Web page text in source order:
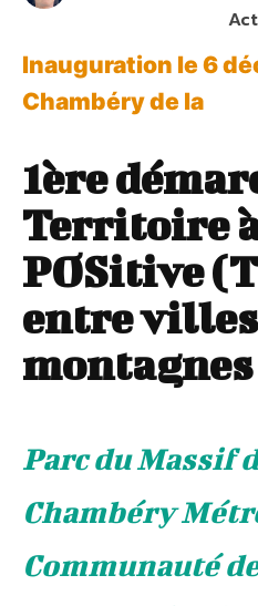
Inauguration le 6
Chambéry de la
1ère
Territoire
POSitive
entre
montagnes
Parc du Massif
Chambéry
Communauté